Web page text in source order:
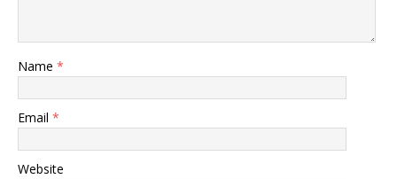
Name *
Email *
Website